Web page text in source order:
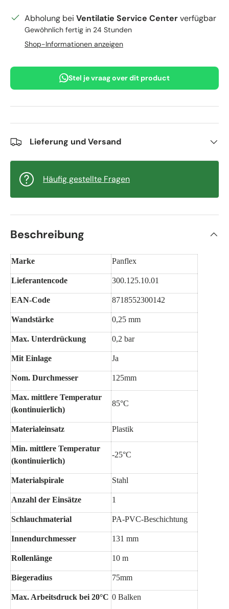
Abholung bei Ventilatie Service Centerverfügbar
Gewöhnlich fertig in 24 Stunden
Shop-Informationen anzeigen
Stel je vraag over dit product
Lieferung und Versand
Häufig gestellte Fragen
Beschreibung
Marke Panflex
Lieferantencode 300.125.10.01
EAN-Code 8718552300142
Wandstärke 0,25 mm
Max. Unterdrückung 0,2 bar
Mit Einlage Ja
Nom. Durchmesser 125mm
Max. mittlere Temperatur
(kontinuierlich)
85°C
Materialeinsatz Plastik
Min. mittlere Temperatur
(kontinuierlich)
-25°C
Materialspirale Stahl
Anzahl der Einsätze 1
Schlauchmaterial PA-PVC-Beschichtung
Innendurchmesser 131 mm
Rollenlänge 10 m
Biegeradius 75mm
Max. Arbeitsdruck bei 20°C 0 Balken